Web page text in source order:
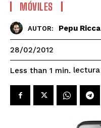
MÓVILES
AUTOR: Pepu Ricca
28/02/2012
Less than 1 min. lectura